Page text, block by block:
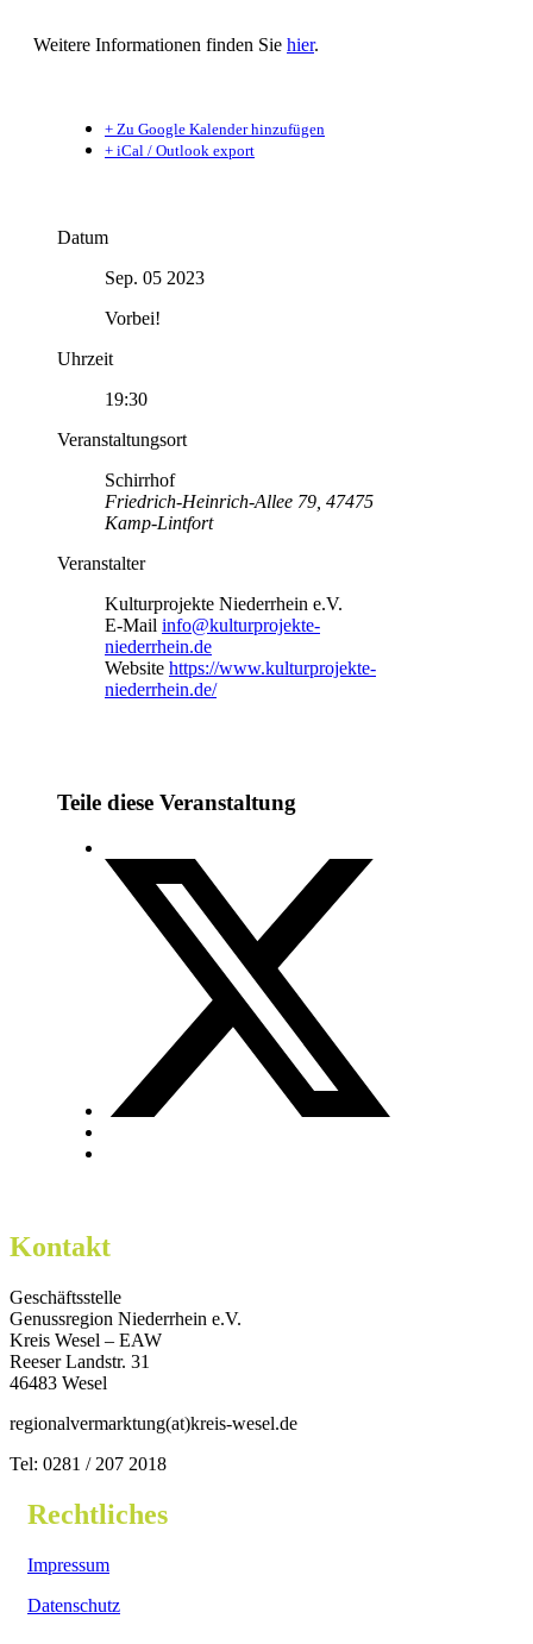
Weitere Informationen finden Sie hier.
+ Zu Google Kalender hinzufügen
+ iCal / Outlook export
Datum
Sep. 05 2023
Vorbei!
Uhrzeit
19:30
Veranstaltungsort
Schirrhof
Friedrich-Heinrich-Allee 79, 47475
Kamp-Lintfort
Veranstalter
Kulturprojekte Niederrhein e.V.
E-Mail info@kulturprojekte-
niederrhein.de
Website https://www.kulturprojekte-
niederrhein.de/
Teile diese Veranstaltung
Kontakt
Geschäftsstelle
Genussregion Niederrhein e.V.
Kreis Wesel – EAW
Reeser Landstr. 31
46483 Wesel
regionalvermarktung(at)kreis-wesel.de
Tel: 0281 / 207 2018
Rechtliches
Impressum
Datenschutz